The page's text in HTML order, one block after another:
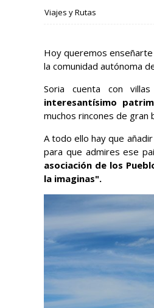
Viajes y Rutas
Hoy queremos
la comunidad autónoma
Soria cuenta con
interesantísimo
muchos rincones de gran
A todo ello hay que
para que admires ese
asociación de los
la imaginas".